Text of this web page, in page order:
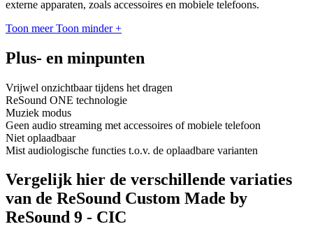
externe apparaten, zoals accessoires en mobiele telefoons.
Toon meer Toon minder +
Plus- en minpunten
Vrijwel onzichtbaar tijdens het dragen
ReSound ONE technologie
Muziek modus
Geen audio streaming met accessoires of mobiele telefoon
Niet oplaadbaar
Mist audiologische functies t.o.v. de oplaadbare varianten
Vergelijk hier de verschillende variaties
van de ReSound Custom Made by
ReSound 9 - CIC